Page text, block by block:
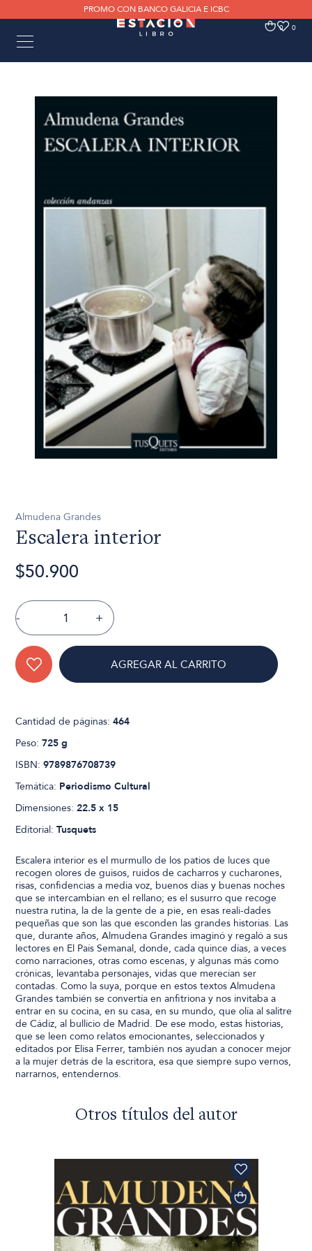
PROMO CON BANCO GALICIA E ICBC
0 0
Almudena Grandes
Escalera interior
$50.900
- +
AGREGAR AL CARRITO
Cantidad de páginas:464
Peso:725 g
ISBN:9789876708739
Temática: Periodismo Cultural
Dimensiones:22.5 x 15
Editorial:Tusquets
Escalera interior es el murmullo de los patios de luces que
recogen olores de guisos, ruidos de cacharros y cucharones,
risas, confidencias a media voz, buenos días y buenas noches
que se intercambian en el rellano; es el susurro que recoge
nuestra rutina, la de la gente de a pie, en esas reali-dades
pequeñas que son las que esconden las grandes historias. Las
que, durante años, Almudena Grandes imaginó y regaló a sus
lectores en El País Semanal, donde, cada quince días, a veces
como narraciones, otras como escenas, y algunas más como
crónicas, levantaba personajes, vidas que merecían ser
contadas. Como la suya, porque en estos textos Almudena
Grandes también se convertía en anfitriona y nos invitaba a
entrar en su cocina, en su casa, en su mundo, que olía al salitre
de Cádiz, al bullicio de Madrid. De ese modo, estas historias,
que se leen como relatos emocionantes, seleccionados y
editados por Elisa Ferrer, también nos ayudan a conocer mejor
a la mujer detrás de la escritora, esa que siempre supo vernos,
narrarnos, entendernos.
Otros títulos del autor